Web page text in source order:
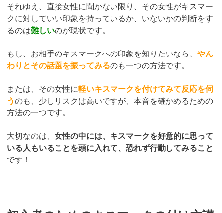
それゆえ、直接女性に聞かない限り、その女性がキスマー
クに対していい印象を持っているか、いないかの判断をす
るのは難しいのが現状です。
もし、お相手のキスマークへの印象を知りたいなら、 やん
わりとその話題を振ってみるのも一つの方法です。
または、その女性に軽いキスマークを付けてみて反応を伺
うのも、少しリスクは高いですが、本音を確かめるための
方法の一つです。
大切なのは、 女性の中には、キスマークを好意的に思って
いる人もいることを頭に入れて、恐れず行動してみること
です！